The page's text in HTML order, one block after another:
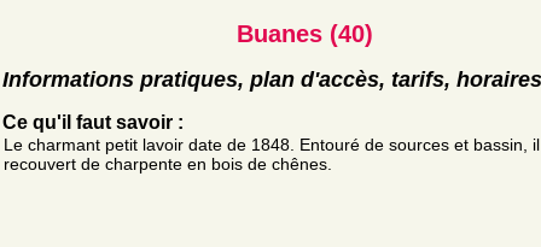
Buanes (40)
Informations pratiques, plan d'accès, tarifs, horaires
Ce qu'il faut savoir :
Le charmant petit lavoir date de 1848. Entouré de sources et bassin,
recouvert de charpente en bois de chênes.